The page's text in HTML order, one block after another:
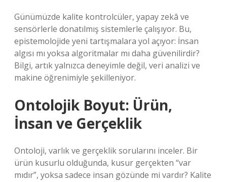
Günümüzde kalite kontrolcüler, yapay zekâ ve
sensörlerle donatılmış sistemlerle çalışıyor. Bu,
epistemolojide yeni tartışmalara yol açıyor: İnsan
algısı mı yoksa algoritmalar mı daha güvenilirdir?
Bilgi, artık yalnızca deneyimle değil, veri analizi ve
makine öğrenimiyle şekilleniyor.
Ontolojik Boyut: Ürün,
İnsan ve Gerçeklik
Ontoloji, varlık ve gerçeklik sorularını inceler. Bir
ürün kusurlu olduğunda, kusur gerçekten “var
mıdır”, yoksa sadece insan gözünde mi vardır? Kalite